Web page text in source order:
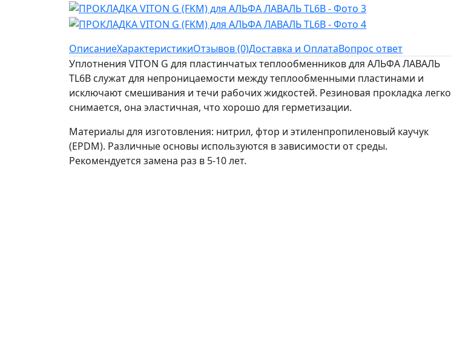
ОписаниеХарактеристикиОтзывов (0)Доставка и ОплатаВопрос ответ
Уплотнения VITON G для пластинчатых теплообменников для АЛЬФА ЛАВАЛЬ
TL6B служат для непроницаемости между теплообменными пластинами и
исключают смешивания и течи рабочих жидкостей. Резиновая прокладка легко
снимается, она эластичная, что хорошо для герметизации.
Материалы для изготовления: нитрил, фтор и этиленпропиленовый каучук
(EPDM). Различные основы используются в зависимости от среды.
Рекомендуется замена раз в 5-10 лет.